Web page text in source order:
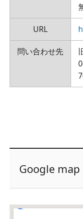
URL
問い合わせ先
Google map